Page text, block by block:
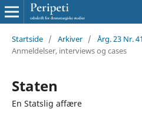
Startside / Arkiver / Årg. 23 Nr.
Anmeldelser, interviews og cases
Staten
En Statslig affære